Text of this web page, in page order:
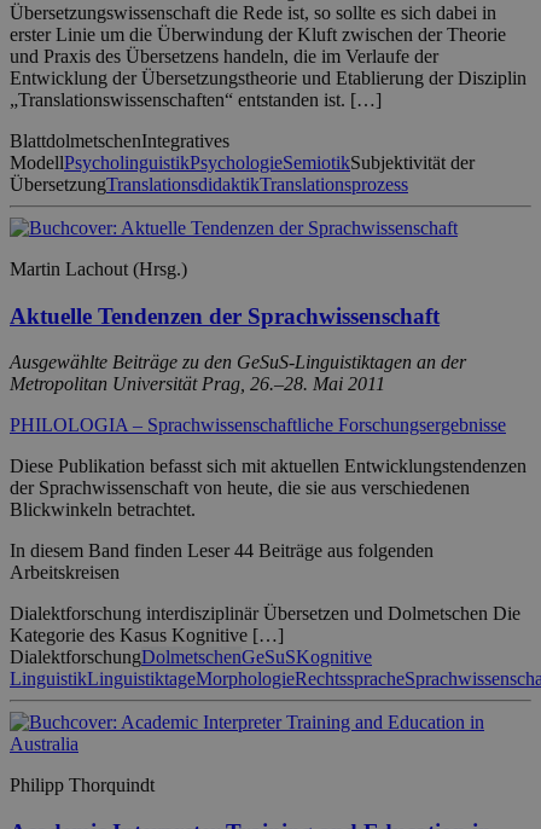
Übersetzungswissenschaft die Rede ist, so sollte es sich dabei in
erster Linie um die Überwindung der Kluft zwischen der Theorie
und Praxis des Übersetzens handeln, die im Verlaufe der
Entwicklung der Übersetzungstheorie und Etablierung der Disziplin
„Translationswissenschaften“ entstanden ist. […]
BlattdolmetschenIntegratives
ModellPsycholinguistikPsychologieSemiotikSubjektivität der
ÜbersetzungTranslationsdidaktikTranslationsprozess
Martin Lachout (Hrsg.)
Aktuelle Tendenzen der Sprachwissenschaft
Ausgewählte Beiträge zu den GeSuS-Linguistiktagen an der
Metropolitan Universität Prag, 26.–28. Mai 2011
PHILOLOGIA – Sprachwissenschaftliche Forschungsergebnisse
Diese Publikation befasst sich mit aktuellen Entwicklungstendenzen
der Sprachwissenschaft von heute, die sie aus verschiedenen
Blickwinkeln betrachtet.
In diesem Band finden Leser 44 Beiträge aus folgenden
Arbeitskreisen
Dialektforschung interdisziplinär Übersetzen und Dolmetschen Die
Kategorie des Kasus Kognitive […]
DialektforschungDolmetschenGeSuSKognitive
LinguistikLinguistiktageMorphologieRechtssprache
Philipp Thorquindt